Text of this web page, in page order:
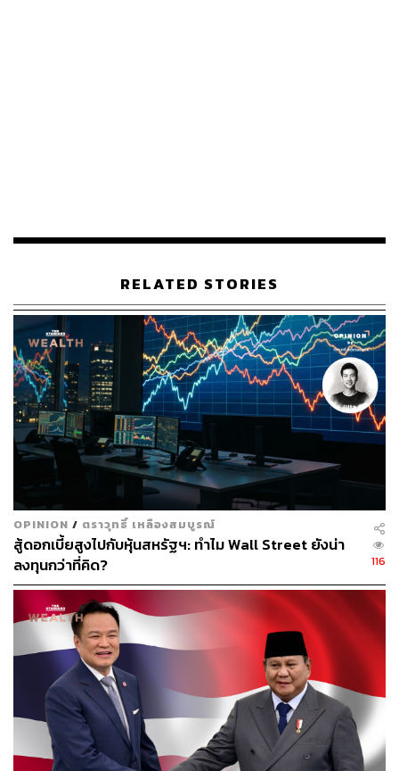
กับบริษัทผลิตกังหันลม และอยู่ในขั้นตอนการอนุมัติสัญญา
การซื้อขายไฟฟ้าของรัฐบาลเวียดนามคาดว่าจะก่อสร้างและ
แล้วเสร็จภายในปี 2566
5.รายได้จากธุรกิจขายปลีก (Retail) เป็นผู้ให้บริการด้าน
ดิจิทัล เอนเนอร์ยี อยู่ในระหว่างการทำการตลาดผ่านคู่ค้าใน
กลุ่มธุรกิจ Internet Service Provider
“ภายใต้แผนเติบโตกว่าเท่าตัว หรือ 10-15% ในอีก 5 ปีข้าง
หน้านี้ จะใช้เงินลงทุนรวมมากกว่า 45,000 ล้านบาท บริษัทฯ
มั่นใจว่าแผนกลยุทธ์ที่ชัดเจน เลือกลงทุนในโครงการที่ให้ผล
ตอบแทนสูง ในความเสี่ยงที่สามารถบริหารจัดการได้ดีนั้น
การหาแหล่งเงินลงทุนเป็นเรื่องที่จัดการได้”
ผลการดำเนินการในปี 2562 กลุ่มบริษัท BCPG มีรายได้จาก
การขายและบริการ 3,427 ล้านบาท มีกำไรก่อนหักดอกเบี้ย
ภาษี ค่าเสื่อมราคา และค่าตัดจำหน่าย (EBITDA) รวมส่วน
แบ่งกำไรจากบริษัทร่วม หลังหักค่าเสื่อมราคา และค่าตัด
จำหน่ายที่ 2,955 ล้านบาท มีกำไรสุทธิ 1,801 ล้านบาท คิด
เป็นกำไรต่อหุ้น 0.90 บาท รวมทั้งมีการจ่ายปันผลคืนให้แก่ผู้
ถือหุ้นอย่างสม่ำเสมอเท่ากับ 0.48 บาทต่อหุ้น สำหรับผลการ
ดำเนินงาน 9 เดือนแรกของปี 2562 ซึ่งคิดเป็นอัตราผล
ตอบแทนต่อผู้ถือหุ้น (Dividend Yield) ประมาณ ร้อยละ 3.95
(คำนวณเต็มปี)
RELATED STORIES
OPINION / ตราวุทธิ์ เหลืองสมบูรณ์
สู้ดอกเบี้ยสูงไปกับหุ้นสหรัฐฯ: ทำไม Wall Street ยังน่า
ลงทุนกว่าที่คิด?
116